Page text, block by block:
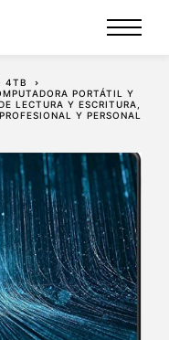
4TB
PORTÁTIL Y
LECTURA Y ESCRITURA,
Y PERSONAL